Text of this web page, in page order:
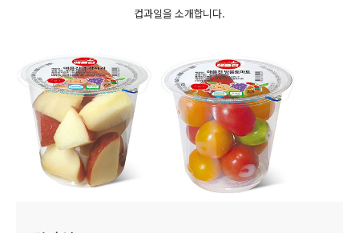
컵과일을 소개합니다.